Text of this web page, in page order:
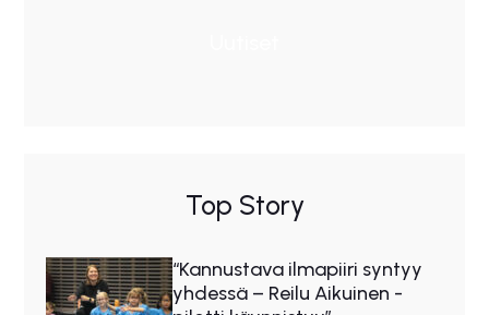
Top Story
“Kannustava ilmapiiri syntyy
yhdessä – Reilu Aikuinen -